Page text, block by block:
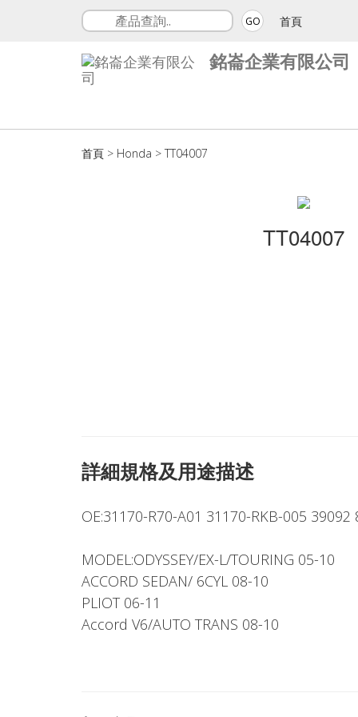
GO 首頁
銘崙企業有限公司
首頁 > Honda > TT04007
TT04007
詳細規格及用途描述
OE:31170-R70-A01 31170-RKB-005 39092
MODEL:ODYSSEY/EX-L/TOURING 05-10
ACCORD SEDAN/ 6CYL 08-10
PLIOT 06-11
Accord V6/AUTO TRANS 08-10